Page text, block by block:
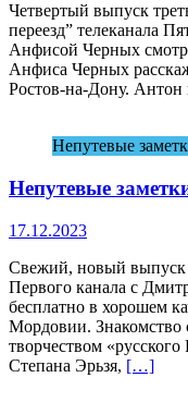
Четвертый выпуск
переезд” телеканала
Анфисой Черных
Анфиса Черных
Ростов-на-Дону. Антон
Непутевые
Непутевые
17.12.2023
Свежий, новый выпуск
Первого канала с
бесплатно в хорошем
Мордовии. Знакомство
творчеством
Степана Эрьзя, […]